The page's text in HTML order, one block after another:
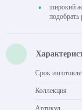
широкий
подобрать
Срок
Коллекция